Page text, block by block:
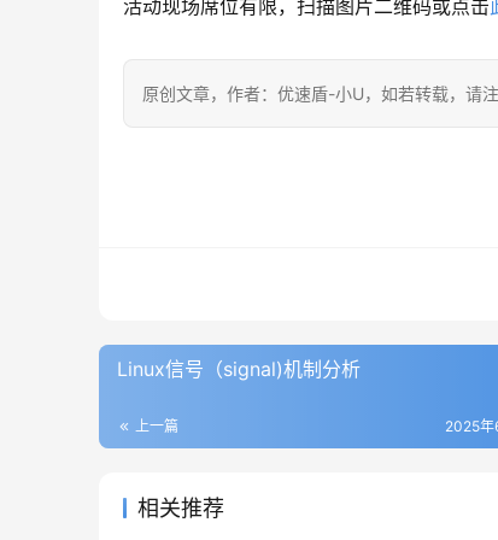
活动现场席位有限，扫描图片二维码或点击​
原创文章，作者：优速盾-小U，如若转载，
Linux信号（signal)机制分析
上一篇 2025年
相关推荐